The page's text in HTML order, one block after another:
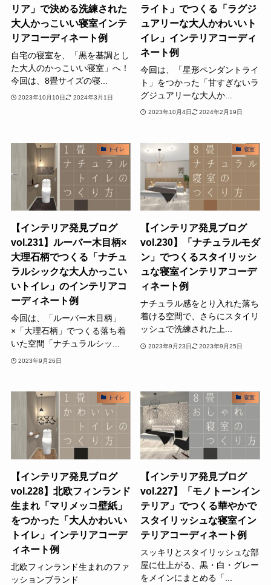
リア」で決める洗練された
大人かっこいい寝室インテ
リアコーディネート例
自宅の寝室を、「黒を基調とし
た大人のかっこいい寝室」へ！
今回は、8畳サイズの寝...
2023年10月10日 2024年3月1日
ライト」でつくる「ラグジ
ュアリーな大人かわいいト
イレ」インテリアコーディ
ネート例
今回は、「星形ペンダントライ
ト」をつかった「甘すぎないラ
グジュアリーな大人か...
2023年10月4日 2024年2月19日
トイレ
【インテリア発見ブログ
vol.231】ルーバー木目柄×
大理石柄でつくる「ナチュ
ラルシックな大人かっこい
いトイレ」のインテリアコ
ーディネート例
今回は、「ルーバー木目柄」
×「大理石柄」でつくる落ち着
いた空間「ナチュラルシッ...
2023年9月26日
寝室
【インテリア発見ブログ
vol.230】「ナチュラルモダ
ン」でつくるスタイリッシ
ュな寝室インテリアコーデ
ィネート例
ナチュラル感をとり入れた落ち
着ける空間で、さらにスタイリ
ッシュで洗練された上...
2023年9月23日 2023年9月25日
トイレ
【インテリア発見ブログ
vol.228】北欧フィンランド
生まれ「マリメッコ壁紙」
をつかった「大人かわいい
トイレ」インテリアコーデ
ィネート例
北欧フィンランド生まれのファ
ッションブランド
寝室
【インテリア発見ブログ
vol.227】「モノトーンイン
テリア」でつくる華やかで
スタイリッシュな寝室イン
テリアコーディネート例
スッキリとスタイリッシュな部
屋に仕上がる、黒・白・グレー
をメインにまとめる「...